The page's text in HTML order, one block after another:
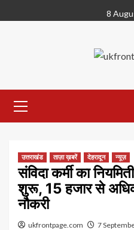
to
8
Menu
उत्तराखंड ताज़ा ख़बरें देहरादून न्यूज़
संविदा कर्मी का
शुरू, 15 हजार से अधिक
नौकरी
ukfrontpage.com 7